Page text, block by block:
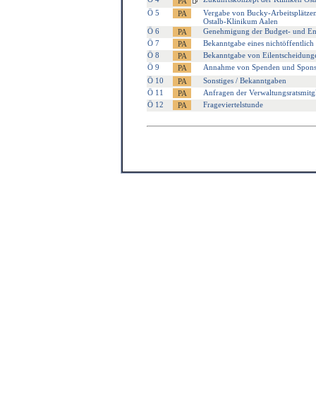
Ö 5
Vergabe von Bucky-
Ostalb-Klinikum Aalen
Ö 6
Genehmigung der Budget- und
Ö 7
Bekanntgabe eines nichtöffentlich
Ö 8
Bekanntgabe von
Ö 9
Annahme von Spenden und
Ö 10
Sonstiges / Bekanntgaben
Ö 11
Anfragen der
Ö 12
Frageviertelstunde